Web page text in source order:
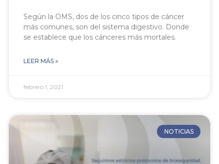
Según la OMS, dos de los cinco tipos de cáncer
más comunes, son del sistema digestivo. Donde
se establece que los cánceres más mortales.
LEER MÁS »
febrero 1, 2021
NOTICIAS